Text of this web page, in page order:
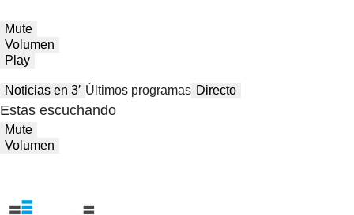
Mute
Volumen
Play
Noticias en 3′ Últimos programas Directo
Estas escuchando
Mute
Volumen